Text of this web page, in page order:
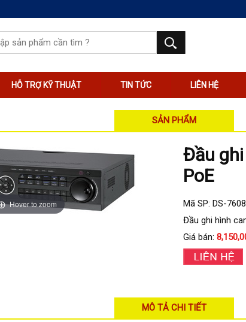
HỖ TRỢ KỸ THUẬT TIN TỨC LIÊN HỆ
SẢN PHẨM
Hover to zoom
Đầu
PoE
Mã SP: DS-
Đầu ghi hình
Giá bán:
MÔ TẢ CHI TIẾT